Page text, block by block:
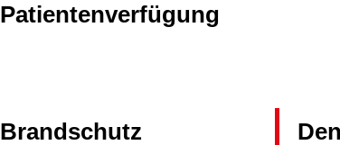
Patientenverfügung
Brandschutz